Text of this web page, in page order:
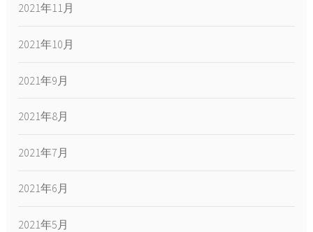
2021年11月
2021年10月
2021年9月
2021年8月
2021年7月
2021年6月
2021年5月